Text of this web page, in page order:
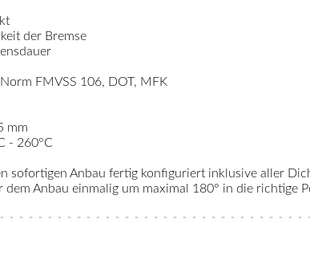
der Bremse
FMVSS 106, DOT, MFK
mm
- 260°C
sofortigen Anbau fertig konfiguriert inklusive aller
dem Anbau einmalig um maximal 180° in die richtige